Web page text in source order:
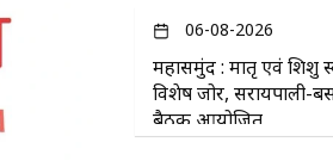
06-08-2026
महासमुंद : मातृ एवं शिशु
विशेष जोर, सरायपाली-
बैठक आयोजित